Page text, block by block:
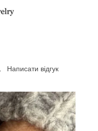
Написати відгук